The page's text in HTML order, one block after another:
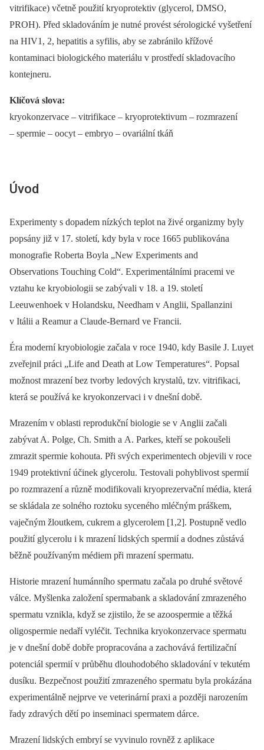
vitrifikace) včetně použití kryoprotektiv (glycerol, DMSO,
PROH). Před skladováním je nutné provést sérologické vyšetření
na HIV1, 2, hepatitis a syfilis, aby se zabránilo křížové
kontaminaci biologického materiálu v prostředí skladovacího
kontejneru.
Klíčová slova:
kryokonzervace –⁠ vitrifikace –⁠ kryoprotektivum –⁠ rozmrazení
–⁠ spermie –⁠ oocyt –⁠ embryo –⁠ ovariální tkáň
Úvod
Experimenty s dopadem nízkých teplot na živé organizmy byly
popsány již v 17. století, kdy byla v roce 1665 publikována
monografie Roberta Boyla „New Experiments and
Observations Touching Cold“. Experimentálními pracemi ve
vztahu ke kryobiologii se zabývali v 18. a 19. století
Leeuwenhoek v Holandsku, Needham v Anglii, Spallanzini
v Itálii a Reamur a Claude-Bernard ve Francii.
Éra moderní kryobiologie začala v roce 1940, kdy Basile J. Luyet
zveřejnil práci „Life and Death at Low Temperatures“. Popsal
možnost mrazení bez tvorby ledových krystalů, tzv. vitrifikaci,
která se používá ke kryokonzervaci i v dnešní době.
Mrazením v oblasti reprodukční biologie se v Anglii začali
zabývat A. Polge, Ch. Smith a A. Parkes, kteří se pokoušeli
zmrazit spermie kohouta. Při svých experimentech objevili v roce
1949 protektivní účinek glycerolu. Testovali pohyblivost spermií
po rozmrazení a různě modifikovali kryoprezervační média, která
se skládala ze solného roztoku syceného mléčným práškem,
vaječným žloutkem, cukrem a glycerolem [1,2]. Postupně vedlo
použití glycerolu i k mrazení lidských spermií a dodnes zůstává
běžně používaným médiem při mrazení spermatu.
Historie mrazení humánního spermatu začala po druhé světové
válce. Myšlenka založení spermabank a skladování zmrazeného
spermatu vznikla, když se zjistilo, že se azoospermie a těžká
oligospermie nedaří vyléčit. Technika kryokonzervace spermatu
je v dnešní době dobře propracována a zachovává fertilizační
potenciál spermií v průběhu dlouhodobého skladování v tekutém
dusíku. Bezpečnost použití zmrazeného spermatu byla prokázána
experimentálně nejprve ve veterinární praxi a později narozením
řady zdravých dětí po inseminaci spermatem dárce.
Mrazení lidských embryí se vyvinulo rovněž z aplikace